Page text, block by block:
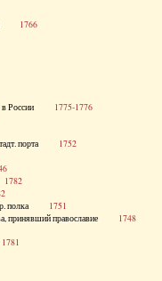
1766
в России 1775-1776
порта 1752
1782
полка 1751
принявший православие 1748
1781